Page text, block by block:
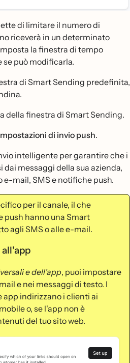
di limitare il numero di
riceverà in un determinato
la finestra di tempo
se può modificarla.
di Smart Sending predefinita,
della finestra di Smart Sending.
di invio push.
intelligente per garantire che i
messaggi della sua azienda,
mail, SMS e notifiche push.
per il canale, il che
hanno una Smart
agli SMS o alle e-mail.
e dell'app, puoi impostare
e nei messaggi di testo. I
app indirizzano i clienti ai
o, se l'app non è
del tuo sito web.